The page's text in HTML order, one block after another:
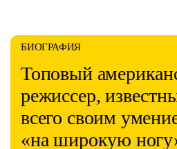
БИОГРАФИЯ
Топовый
режиссер,
всего своим
«на широкую